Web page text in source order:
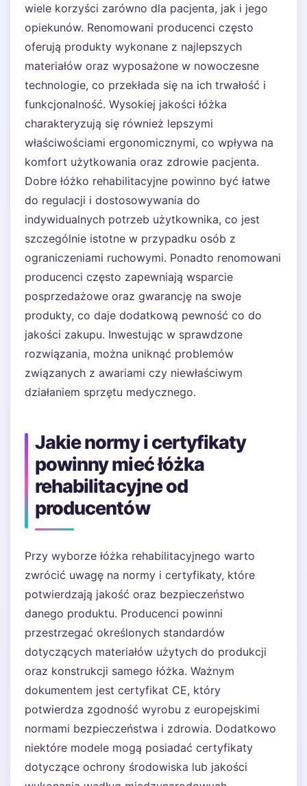
wiele korzyści zarówno dla pacjenta, jak i jego
opiekunów. Renomowani producenci często
oferują produkty wykonane z najlepszych
materiałów oraz wyposażone w nowoczesne
technologie, co przekłada się na ich trwałość i
funkcjonalność. Wysokiej jakości łóżka
charakteryzują się również lepszymi
właściwościami ergonomicznymi, co wpływa na
komfort użytkowania oraz zdrowie pacjenta.
Dobre łóżko rehabilitacyjne powinno być łatwe
do regulacji i dostosowywania do
indywidualnych potrzeb użytkownika, co jest
szczególnie istotne w przypadku osób z
ograniczeniami ruchowymi. Ponadto renomowani
producenci często zapewniają wsparcie
posprzedażowe oraz gwarancję na swoje
produkty, co daje dodatkową pewność co do
jakości zakupu. Inwestując w sprawdzone
rozwiązania, można uniknąć problemów
związanych z awariami czy niewłaściwym
działaniem sprzętu medycznego.
Jakie normy i certyfikaty
powinny mieć łóżka
rehabilitacyjne od
producentów
Przy wyborze łóżka rehabilitacyjnego warto
zwrócić uwagę na normy i certyfikaty, które
potwierdzają jakość oraz bezpieczeństwo
danego produktu. Producenci powinni
przestrzegać określonych standardów
dotyczących materiałów użytych do produkcji
oraz konstrukcji samego łóżka. Ważnym
dokumentem jest certyfikat CE, który
potwierdza zgodność wyrobu z europejskimi
normami bezpieczeństwa i zdrowia. Dodatkowo
niektóre modele mogą posiadać certyfikaty
dotyczące ochrony środowiska lub jakości